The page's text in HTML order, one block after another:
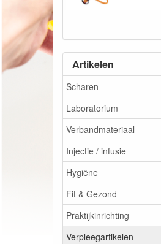
Artikelen
Scharen
Laboratorium
Verbandmateriaal
Injectie / infusie
Hygiëne
Fit & Gezond
Praktijkinrichting
Verpleegartikelen